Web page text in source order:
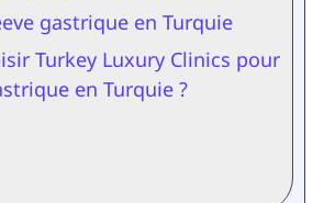
gastrique en Turquie
Turkey Luxury Clinics pour
en Turquie ?